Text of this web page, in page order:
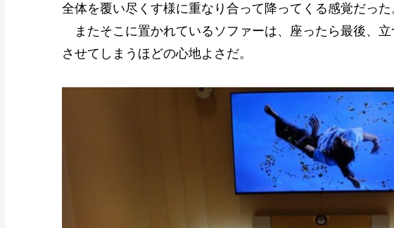
全体を覆い尽くす様に重なり合って降ってくる感覚だった
またそこに置かれているソファーは、座ったら最後、
させてしまうほどの心地よさだ。